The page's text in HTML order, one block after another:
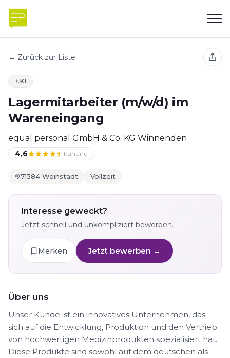
← Zurück zur Liste
KI
Lagermitarbeiter (m/w/d) im
Wareneingang
equal personal GmbH & Co. KG Winnenden
4,6 kununu
71384 Weinstadt Vollzeit
Interesse geweckt?
Jetzt schnell und unkompliziert bewerben.
Merken Jetzt bewerben →
Über uns
Unser Kunde ist ein innovatives Unternehmen, das
sich auf die Entwicklung, Produktion und den Vertrieb
von hochwertigen Medizinprodukten spezialisiert hat.
Diese Produkte sind sowohl auf dem deutschen als